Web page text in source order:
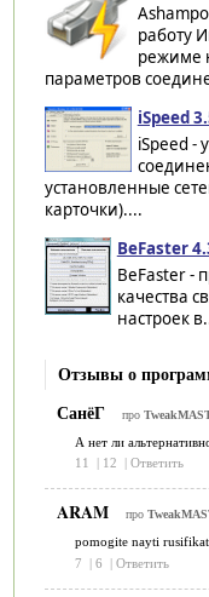
работу
режиме
параметров
iSpeed
iSpeed -
установленные
карточки)....
BeFaster
BeFaster -
качества
настроек
Отзывы о
СанёГ
про
А нет ли
11
12 Ответить
ARAM про
pomogite nayti
7
| 6 | Ответить